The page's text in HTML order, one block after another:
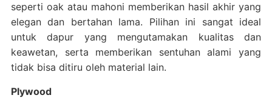
seperti oak atau mahoni memberikan hasil akhir yang
elegan dan bertahan lama. Pilihan ini sangat ideal
untuk dapur yang mengutamakan kualitas dan
keawetan, serta memberikan sentuhan alami yang
tidak bisa ditiru oleh material lain.
Plywood